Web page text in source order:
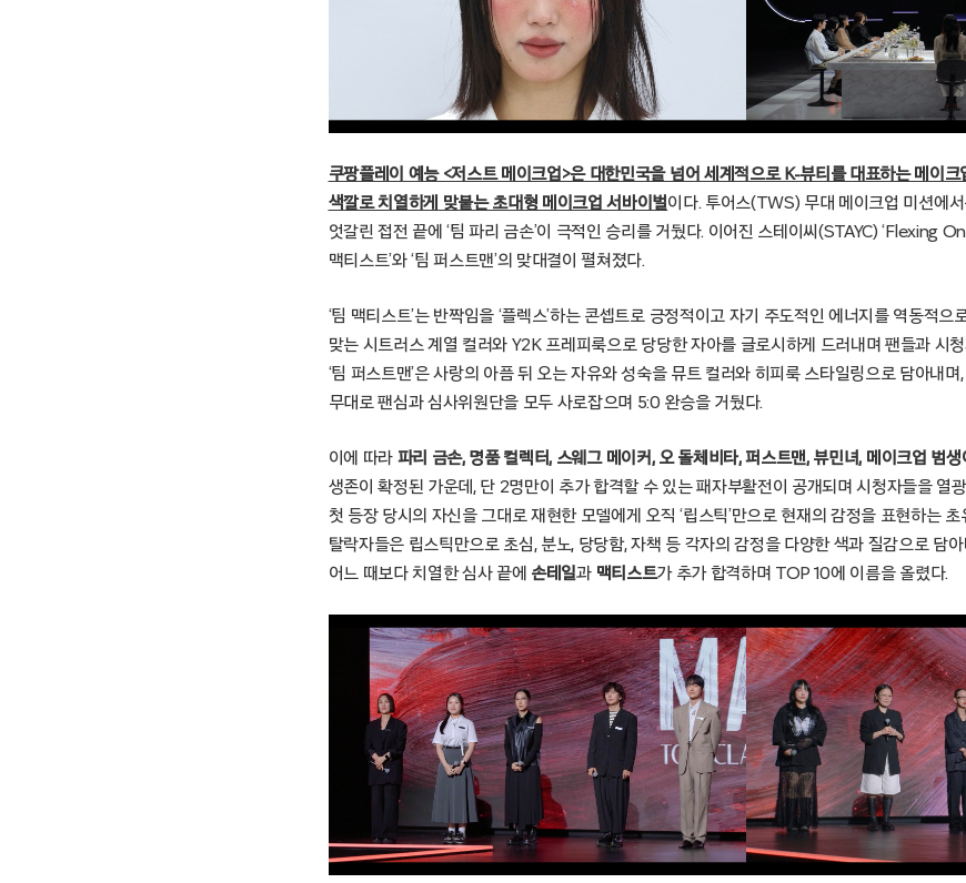
쿠팡플레이 예능 <저스트 메이크업>은 대한민국을 넘어 세계적으로 K-뷰티를 대표하는 메이크
색깔로 치열하게 맞붙는 초대형 메이크업 서바이벌이다. 투어스(TWS) 무대 메이크업 미션에
엇갈린 접전 끝에 ‘팀 파리 금손’이 극적인 승리를 거뒀다. 이어진 스테이씨(STAYC) ‘Flexing
맥티스트’와 ‘팀 퍼스트맨’의 맞대결이 펼쳐졌다.
‘팀 맥티스트’는 반짝임을 ‘플렉스’하는 콘셉트로 긍정적이고 자기 주도적인 에너지를 역동적으
맞는 시트러스 계열 컬러와 Y2K 프레피룩으로 당당한 자아를 글로시하게 드러내며 팬들과 시
‘팀 퍼스트맨’은 사랑의 아픔 뒤 오는 자유와 성숙을 뮤트 컬러와 히피룩 스타일링으로 담아내
무대로 팬심과 심사위원단을 모두 사로잡으며 5:0 완승을 거뒀다.
이에 따라 파리 금손, 명품 컬렉터, 스웨그 메이커, 오 돌체비타, 퍼스트맨, 뷰민녀, 메이크업 범생
생존이 확정된 가운데, 단 2명만이 추가 합격할 수 있는 패자부활전이 공개되며 시청자들을 열
첫 등장 당시의 자신을 그대로 재현한 모델에게 오직 ‘립스틱’만으로 현재의 감정을 표현하는
탈락자들은 립스틱만으로 초심, 분노, 당당함, 자책 등 각자의 감정을 다양한 색과 질감으로 담
어느 때보다 치열한 심사 끝에 손테일과 맥티스트가 추가 합격하며 TOP 10에 이름을 올렸다.